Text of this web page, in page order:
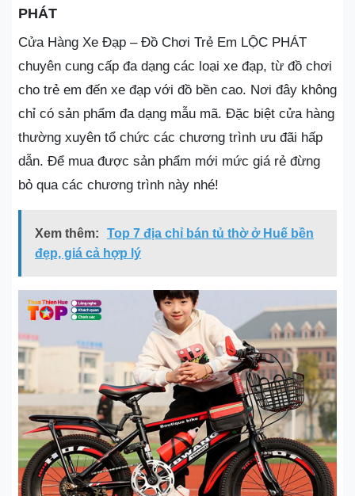
PHÁT
Cửa Hàng Xe Đạp – Đồ Chơi Trẻ Em LỘC PHÁT
chuyên cung cấp đa dạng các loại xe đạp, từ đồ chơi
cho trẻ em đến xe đạp với đồ bền cao. Nơi đây không
chỉ có sản phẩm đa dạng mẫu mã. Đặc biệt cửa hàng
thường xuyên tổ chức các chương trình ưu đãi hấp
dẫn. Để mua được sản phẩm mới mức giá rẻ đừng
bỏ qua các chương trình này nhé!
Xem thêm:
Top 7 địa chỉ bán tủ thờ ở Huế bền
đẹp, giá cả hợp lý